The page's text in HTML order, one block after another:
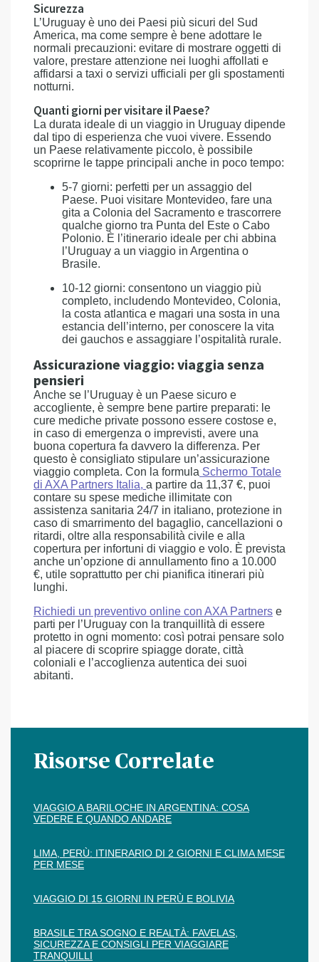
Sicurezza
L’Uruguay è uno dei Paesi più sicuri del Sud
America, ma come sempre è bene adottare le
normali precauzioni: evitare di mostrare oggetti di
valore, prestare attenzione nei luoghi affollati e
affidarsi a taxi o servizi ufficiali per gli spostamenti
notturni.
Quanti giorni per visitare il Paese?
La durata ideale di un viaggio in Uruguay dipende
dal tipo di esperienza che vuoi vivere. Essendo
un Paese relativamente piccolo, è possibile
scoprirne le tappe principali anche in poco tempo:
5-7 giorni: perfetti per un assaggio del
Paese. Puoi visitare Montevideo, fare una
gita a Colonia del Sacramento e trascorrere
qualche giorno tra Punta del Este o Cabo
Polonio. È l’itinerario ideale per chi abbina
l’Uruguay a un viaggio in Argentina o
Brasile.
10-12 giorni: consentono un viaggio più
completo, includendo Montevideo, Colonia,
la costa atlantica e magari una sosta in una
estancia dell’interno, per conoscere la vita
dei gauchos e assaggiare l’ospitalità rurale.
Assicurazione viaggio: viaggia senza
pensieri
Anche se l’Uruguay è un Paese sicuro e
accogliente, è sempre bene partire preparati: le
cure mediche private possono essere costose e,
in caso di emergenza o imprevisti, avere una
buona copertura fa davvero la differenza. Per
questo è consigliato stipulare un’assicurazione
viaggio completa. Con la formula Schermo Totale
di AXA Partners Italia, a partire da 11,37 €, puoi
contare su spese mediche illimitate con
assistenza sanitaria 24/7 in italiano, protezione in
caso di smarrimento del bagaglio, cancellazioni o
ritardi, oltre alla responsabilità civile e alla
copertura per infortuni di viaggio e volo. È prevista
anche un’opzione di annullamento fino a 10.000
€, utile soprattutto per chi pianifica itinerari più
lunghi.
Richiedi un preventivo online con AXA Partners e
parti per l’Uruguay con la tranquillità di essere
protetto in ogni momento: così potrai pensare solo
al piacere di scoprire spiagge dorate, città
coloniali e l’accoglienza autentica dei suoi
abitanti.
Risorse Correlate
VIAGGIO A BARILOCHE IN ARGENTINA: COSA
VEDERE E QUANDO ANDARE
LIMA, PERÙ: ITINERARIO DI 2 GIORNI E CLIMA MESE
PER MESE
VIAGGIO DI 15 GIORNI IN PERÙ E BOLIVIA
BRASILE TRA SOGNO E REALTÀ: FAVELAS,
SICUREZZA E CONSIGLI PER VIAGGIARE
TRANQUILLI